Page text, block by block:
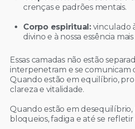
crenças e padrões mentais.
Corpo espiritual:vinculado
divino e à nossa essência
Essas camadas não estão
interpenetram e se comunicam
Quando estão em equilíbrio,
clareza e vitalidade.
Quando estão em
bloqueios, fadiga e até se refletir